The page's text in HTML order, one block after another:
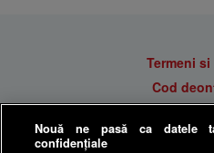
Termeni
Cod
Politica
Nouă ne pasă ca datele
confidențiale